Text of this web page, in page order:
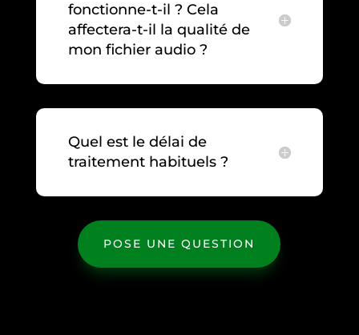
fonctionne-t-il ? Cela
affectera-t-il la qualité de
mon fichier audio ?
Quel est le délai de
traitement habituels ?
POSE UNE QUESTION